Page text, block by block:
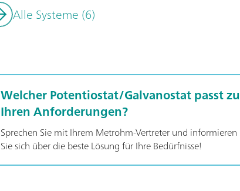
Alle Systeme (6)
Welcher Potentiostat/Galvanostat passt zu
Ihren Anforderungen?
Sprechen Sie mit Ihrem Metrohm-Vertreter und informieren
Sie sich über die beste Lösung für Ihre Bedürfnisse!